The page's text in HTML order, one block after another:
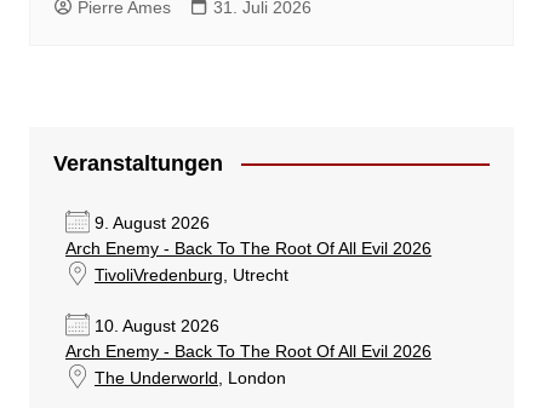
Pierre Ames 31. Juli 2026
Veranstaltungen
9. August 2026
Arch Enemy - Back To The Root Of All Evil 2026
TivoliVredenburg , Utrecht
10. August 2026
Arch Enemy - Back To The Root Of All Evil 2026
The Underworld , London